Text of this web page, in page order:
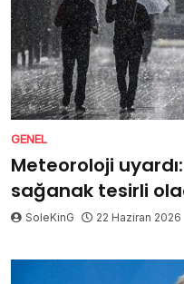
GENEL
Meteoroloji
sağanak tesirli
SoleKinG 22 Haziran 2026